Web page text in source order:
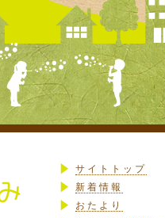
サイトトップ
新着情報
おたより